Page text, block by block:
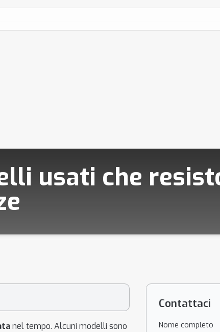
usati che
nel tempo. Alcuni modelli sono
Contattaci
Nome completo